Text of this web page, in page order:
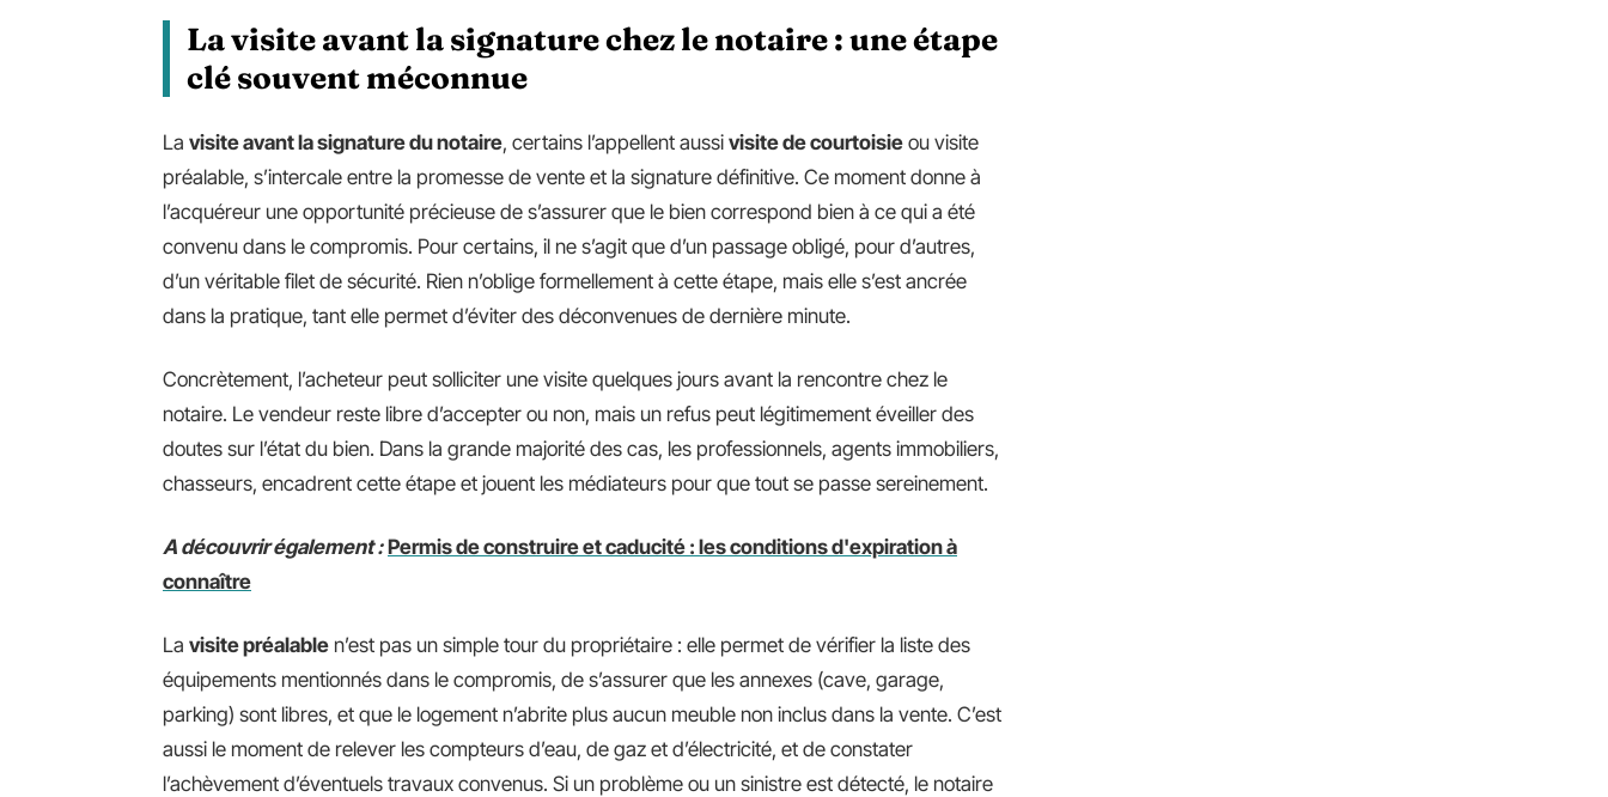
La visite avant la signature chez le notaire : une étape
clé souvent méconnue
La visite avant la signature du notaire, certains l’appellent aussi visite de courtoisie ou visite
préalable, s’intercale entre la promesse de vente et la signature définitive. Ce moment donne à
l’acquéreur une opportunité précieuse de s’assurer que le bien correspond bien à ce qui a été
convenu dans le compromis. Pour certains, il ne s’agit que d’un passage obligé, pour d’autres,
d’un véritable filet de sécurité. Rien n’oblige formellement à cette étape, mais elle s’est ancrée
dans la pratique, tant elle permet d’éviter des déconvenues de dernière minute.
Concrètement, l’acheteur peut solliciter une visite quelques jours avant la rencontre chez le
notaire. Le vendeur reste libre d’accepter ou non, mais un refus peut légitimement éveiller des
doutes sur l’état du bien. Dans la grande majorité des cas, les professionnels, agents immobiliers,
chasseurs, encadrent cette étape et jouent les médiateurs pour que tout se passe sereinement.
A découvrir également : Permis de construire et caducité : les conditions d'expiration à
connaître
La visite préalable n’est pas un simple tour du propriétaire : elle permet de vérifier la liste des
équipements mentionnés dans le compromis, de s’assurer que les annexes (cave, garage,
parking) sont libres, et que le logement n’abrite plus aucun meuble non inclus dans la vente. C’est
aussi le moment de relever les compteurs d’eau, de gaz et d’électricité, et de constater
l’achèvement d’éventuels travaux convenus. Si un problème ou un sinistre est détecté, le notaire